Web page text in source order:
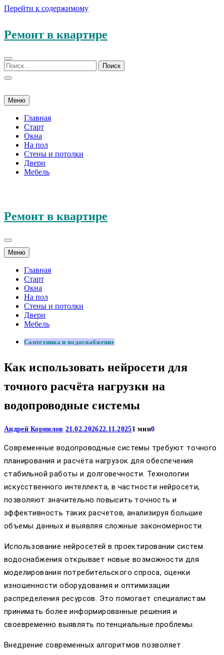
Перейти к содержимому
Ремонт в квартире
Меню
Главная
Старт
Окна
На пол
Стены и потолки
Двери
Мебель
Ремонт в квартире
Меню
Главная
Старт
Окна
На пол
Стены и потолки
Двери
Мебель
Сантехника и водоснабжение
Как использовать нейросети для
точного расчёта нагрузки на
водопроводные системы
Андрей Корнилов 21.02.202622.11.20251 мин0
Современные водопроводные системы требуют точного
планирования и расчёта нагрузок для обеспечения
стабильной работы и долговечности. Технологии
искусственного интеллекта, в частности нейросети,
позволяют значительно повысить точность и
эффективность таких расчетов, анализируя большие
объемы данных и выявляя сложные закономерности.
Использование нейросетей в проектировании систем
водоснабжения открывает новые возможности для
моделирования потребительского спроса, оценки
изношенности оборудования и оптимизации
распределения ресурсов. Это помогает специалистам
принимать более информированные решения и
своевременно выявлять потенциальные проблемы.
Внедрение современных алгоритмов позволяет